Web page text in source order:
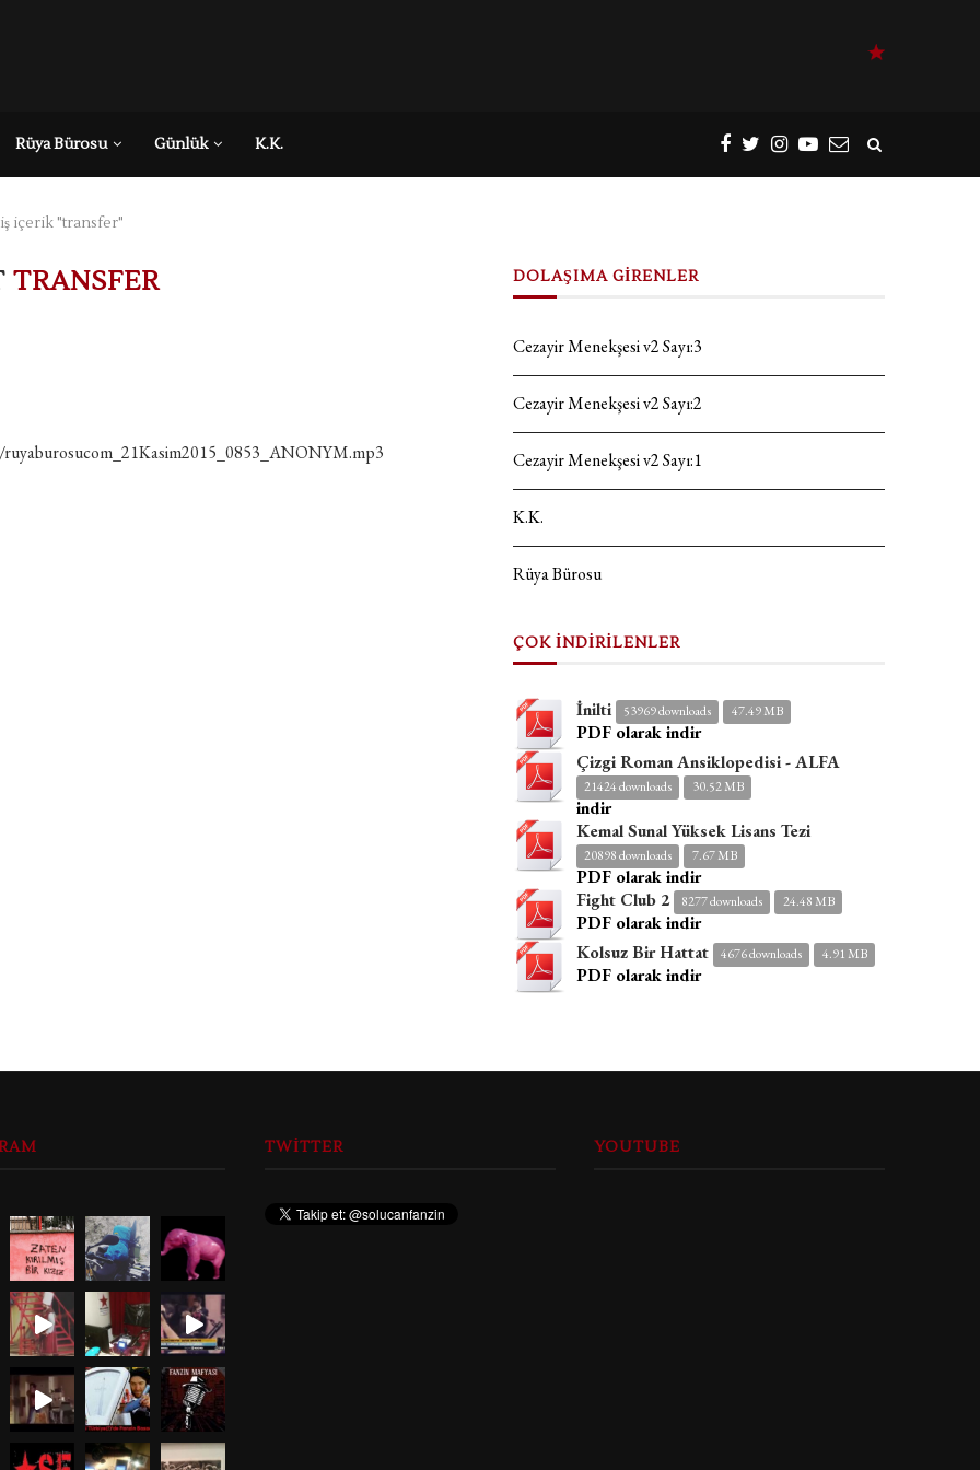
Rüya Bürosu Günlük K.K.
içerik "transfer"
TRANSFER DOLAŞIMA GİRENLER
Cezayir Menekşesi v2 Sayı:3
Cezayir Menekşesi v2 Sayı:2
Cezayir Menekşesi v2 Sayı:1
K.K.
Rüya Bürosu
ÇOK İNDİRİLENLER
İnilti 53969 downloads 47.49 MB
PDF olarak indir
Çizgi Roman Ansiklopedisi - ALFA
21424 downloads 30.52 MB
indir
Kemal Sunal Yüksek Lisans Tezi
20898 downloads 7.67 MB
PDF olarak indir
Fight Club 2
8277 downloads 24.48 MB
PDF olarak indir
Kolsuz Bir Hattat
4676 downloads 4.91 MB
PDF olarak indir
TWITTER YOUTUBE